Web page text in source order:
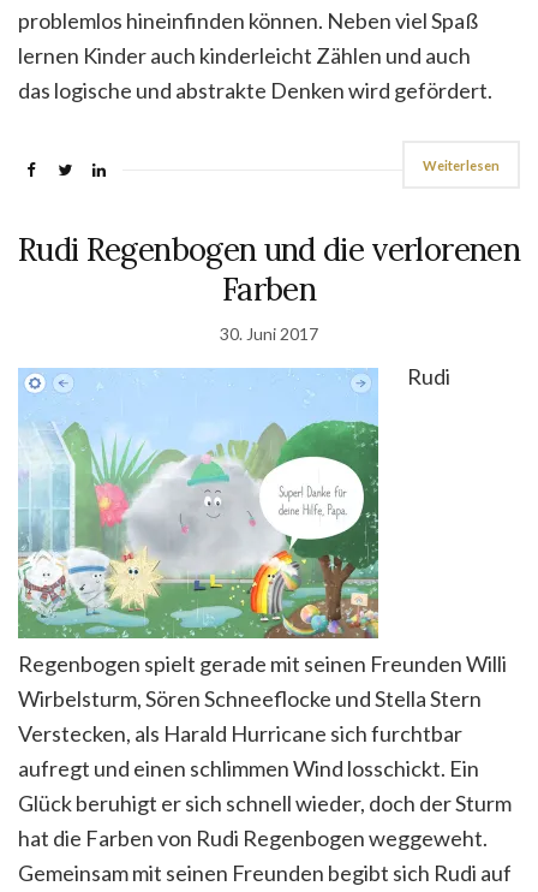
problemlos hineinfinden können. Neben viel Spaß
lernen Kinder auch kinderleicht Zählen und auch
das logische und abstrakte Denken wird gefördert.
Weiterlesen
Rudi Regenbogen und die verlorenen
Farben
30. Juni 2017
Rudi
Regenbogen spielt gerade mit seinen Freunden Willi
Wirbelsturm, Sören Schneeflocke und Stella Stern
Verstecken, als Harald Hurricane sich furchtbar
aufregt und einen schlimmen Wind losschickt. Ein
Glück beruhigt er sich schnell wieder, doch der Sturm
hat die Farben von Rudi Regenbogen weggeweht.
Gemeinsam mit seinen Freunden begibt sich Rudi auf